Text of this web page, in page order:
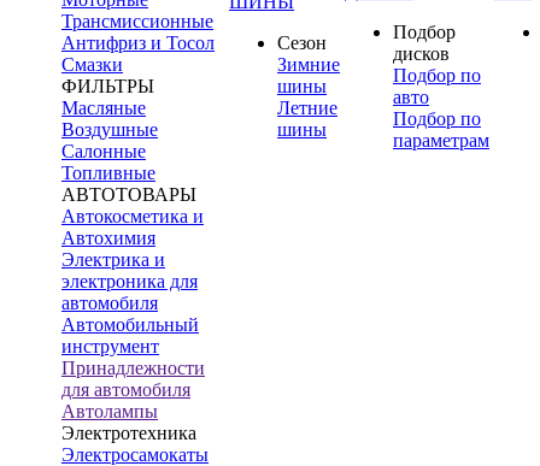
Трансмиссионные
Антифриз и Тосол
Смазки
ФИЛЬТРЫ
Масляные
Воздушные
Салонные
Топливные
АВТОТОВАРЫ
Автокосметика и
Автохимия
Электрика и
электроника для
автомобиля
Автомобильный
инструмент
Принадлежности
для автомобиля
Автолампы
Электротехника
Электросамокаты
Сезон
Зимние
шины
Летние
шины
Подбор
дисков
Подбор по
авто
Подбор по
параметрам